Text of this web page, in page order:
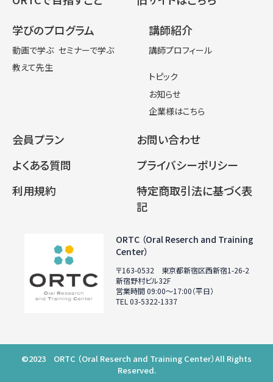
ORTC （Oral Reserch and Training
Center）
〒163-0532 東京都新宿区西新宿1-26-2
新宿野村ビル32F
営業時間 09:00〜17:00（平日）
TEL 03-5322-1337
学びのプログラム
動画で学ぶ セミナーで学ぶ
教えて先生
講師紹介
講師プロフィール
トピック
お知らせ
企業様はこちら
会員プラン
お問い合わせ
よくある質問
プライバシーポリシー
利用規約
特定商取引法に基づく表
記
©2023 ORTC （Oral Reserch and Training Center）All Rights
Reserved.